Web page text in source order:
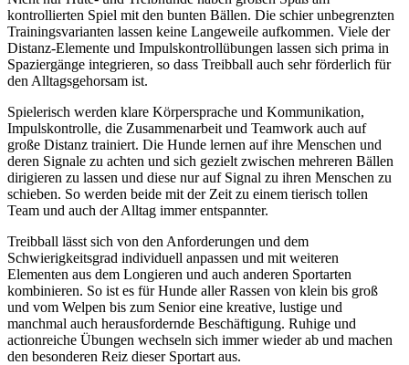
kontrollierten Spiel mit den bunten Bällen. Die schier unbegrenzten
Trainingsvarianten lassen keine Langeweile aufkommen. Viele der
Distanz-Elemente und Impulskontrollübungen lassen sich prima in
Spaziergänge integrieren, so dass Treibball auch sehr förderlich für
den Alltagsgehorsam ist.
Spielerisch werden klare Körpersprache und Kommunikation,
Impulskontrolle, die Zusammenarbeit und Teamwork auch auf
große Distanz trainiert. Die Hunde lernen auf ihre Menschen und
deren Signale zu achten und sich gezielt zwischen mehreren Bällen
dirigieren zu lassen und diese nur auf Signal zu ihren Menschen zu
schieben. So werden beide mit der Zeit zu einem tierisch tollen
Team und auch der Alltag immer entspannter.
Treibball lässt sich von den Anforderungen und dem
Schwierigkeitsgrad individuell anpassen und mit weiteren
Elementen aus dem Longieren und auch anderen Sportarten
kombinieren. So ist es für Hunde aller Rassen von klein bis groß
und vom Welpen bis zum Senior eine kreative, lustige und
manchmal auch herausfordernde Beschäftigung. Ruhige und
actionreiche Übungen wechseln sich immer wieder ab und machen
den besonderen Reiz dieser Sportart aus.